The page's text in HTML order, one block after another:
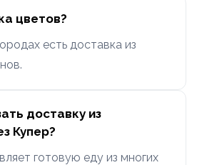
цветов?
есть доставка из
доставку из
Купер?
готовую еду из многих